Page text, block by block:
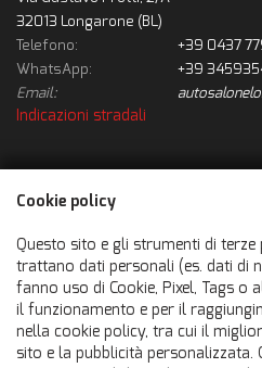
32013 Longarone (BL)
Telefono:
+39 0437
WhatsApp:
+39
Email:
Indicazioni stradali
Dati fiscali:
Autosalone Longarone Srl
Via Gustavo Protti, 2/A, Longarone
C.F/P.IVA: 01010930251
Registro delle imprese:BL
Cookie policy
Questo sito e gli strumenti di
trattano dati personali (es. dati di
fanno uso di Cookie, Pixel, Tags o
il funzionamento e per il
nella cookie policy, tra cui il
sito e la pubblicità personalizzata.